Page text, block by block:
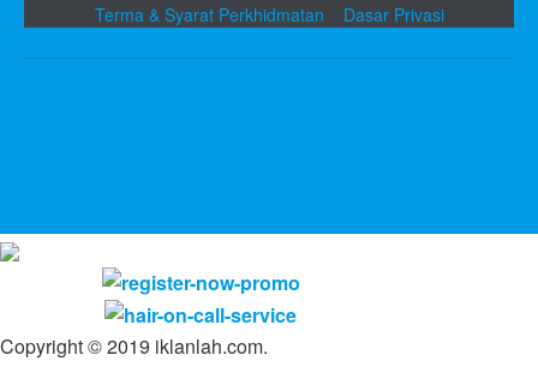
Terma & Syarat Perkhidmatan Dasar Privasi
Copyright © 2019 iklanlah.com.